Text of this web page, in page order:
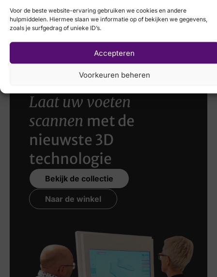
Voor de beste website-ervaring gebruiken we cookies en andere
hulpmiddelen. Hiermee slaan we informatie op of bekijken we gegevens,
zoals je surfgedrag of unieke ID’s.
Accepteren
Voorkeuren beheren
Hispanitas
Laat uw voeten
scannen met de
nieuwste 3D
technologie
Bekijk de collectie
Naar de winkel